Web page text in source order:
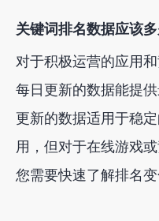
关键词排名数据应该
对于积极运营的应用
每日更新的数据能提
更新的数据适用于稳
用，但对于在线游戏
您需要快速了解排名变